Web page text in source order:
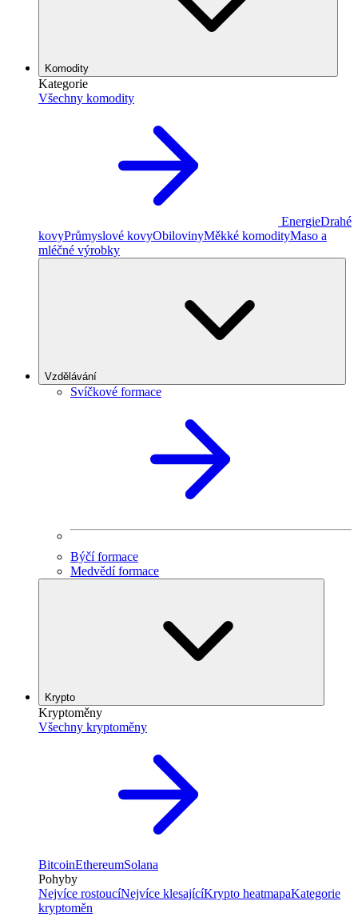
Komodity
Kategorie
Všechny komodity
EnergieDrahé
kovyPrůmyslové kovyObilovinyMěkké komodityMaso a
mléčné výrobky
Vzdělávání
Svíčkové formace
Býčí formace
Medvědí formace
Krypto
Kryptoměny
Všechny kryptoměny
BitcoinEthereumSolana
Pohyby
Nejvíce rostoucíNejvíce klesajícíKrypto heatmapaKategorie
kryptoměn